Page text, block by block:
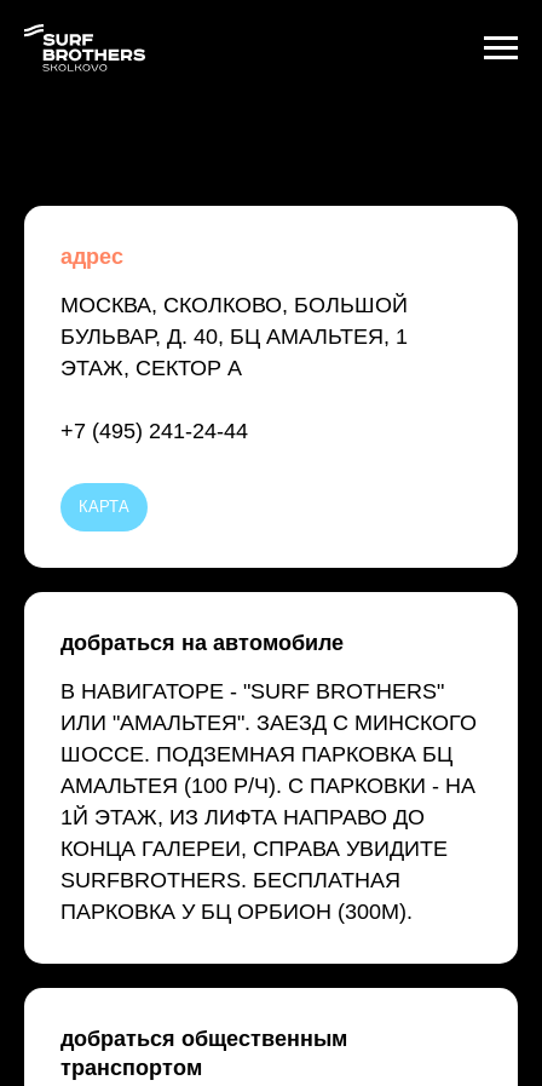
адрес
МОСКВА, СКОЛКОВО, БОЛЬШОЙ
БУЛЬВАР, Д. 40, БЦ АМАЛЬТЕЯ, 1
ЭТАЖ, СЕКТОР А
+7 (495) 241-24-44
КАРТА
добраться на автомобиле
В НАВИГАТОРЕ - "SURF BROTHERS"
ИЛИ "АМАЛЬТЕЯ". ЗАЕЗД С МИНСКОГО
ШОССЕ. ПОДЗЕМНАЯ ПАРКОВКА БЦ
АМАЛЬТЕЯ (100 Р/Ч). С ПАРКОВКИ - НА
1Й ЭТАЖ, ИЗ ЛИФТА НАПРАВО ДО
КОНЦА ГАЛЕРЕИ, СПРАВА УВИДИТЕ
SURFBROTHERS. БЕСПЛАТНАЯ
ПАРКОВКА У БЦ ОРБИОН (300М).
добраться общественным
транспортом